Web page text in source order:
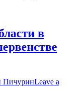
в
ПичуринLeave a